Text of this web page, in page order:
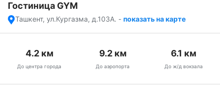
Гостиница GYM
Ташкент, ул.Кургазма, д.103A. - показать на карте
4.2км
До центра города
9.2км
До аэропорта
6.1 км
До ж/д вокзала